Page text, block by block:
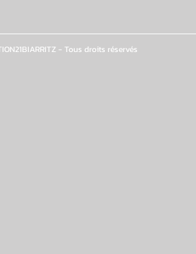
- Tous droits réservés